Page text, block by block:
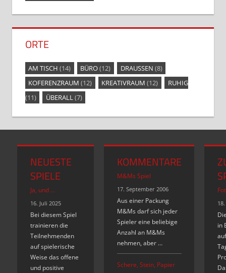
ORTE
AM TISCH (14) BÜRO(12) DRAUSSEN
(8)
KOFERENZRAUM (12) KREATIVRAUM (12)
RUHIG
(11)
ÜBERALL(7)
NEUESTE
SPIELE
Ja, und …
16. Juli 2025
Bei diesem Spiel
trainieren die
Teilnehmenden
auf spielerische
Weise das offene
und positive
KOMMENTARE
M&Ms Spiel
17. September 2006
Aus einer Packung
M&Ms darf sich jeder
Spieler eine beliebige
Anzahl an M&Ms
nehmen, aber …
Schere, Stein, Papier
in